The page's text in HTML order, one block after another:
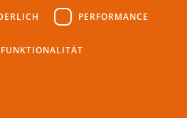
THEMEN
PERFORMANCE
FUNKTIONALITÄT